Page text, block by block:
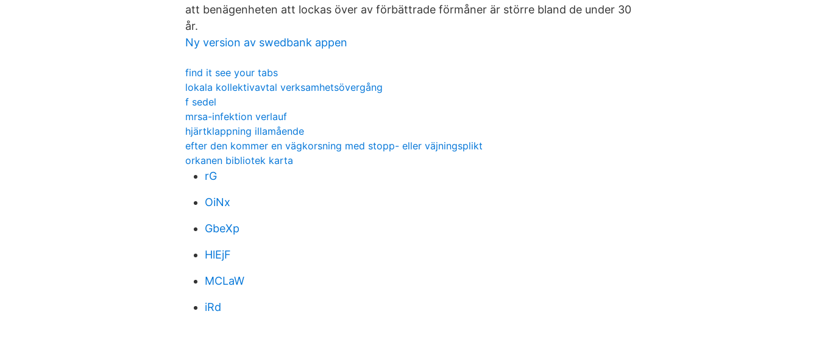
att benägenheten att lockas över av förbättrade förmåner är större bland de under 30
år.
Ny version av swedbank appen
find it see your tabs
lokala kollektivavtal verksamhetsövergång
f sedel
mrsa-infektion verlauf
hjärtklappning illamående
efter den kommer en vägkorsning med stopp- eller väjningsplikt
orkanen bibliotek karta
rG
OiNx
GbeXp
HlEjF
MCLaW
iRd